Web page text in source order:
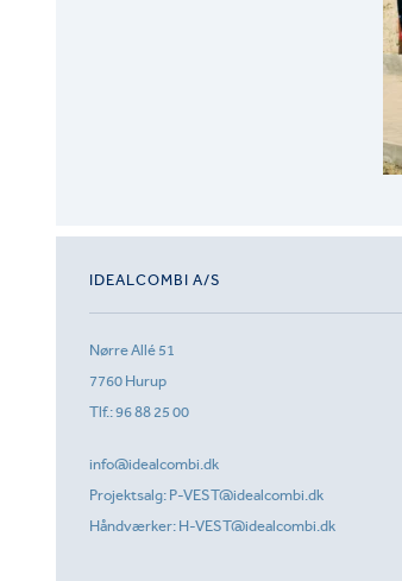
IDEALCOMBI A/S
Nørre Allé 51
7760 Hurup
Tlf.:96 88 25 00
info@idealcombi.dk
Projektsalg: P-VEST@idealcombi.dk
Håndværker: H-VEST@idealcombi.dk